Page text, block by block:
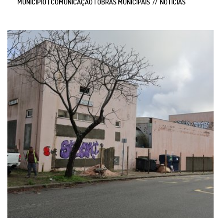
MUNICIPIO | COMUNICAÇÃO | OBRAS MUNICIPAIS NOTÍCIAS